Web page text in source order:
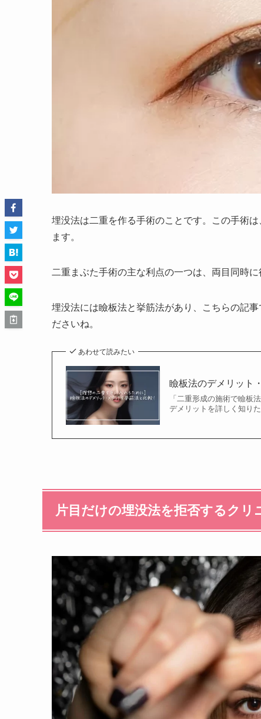
埋没法は二重を作る手術のことです。この手術
ます。
二重まぶた手術の主な利点の一つは、両目同時
埋没法には瞼板法と挙筋法があり、こちらの記
ださいね。
あわせて読みたい
瞼板法のデメリット
「二重形成の施術で瞼板
デメリットを詳しく知り
片目だけの埋没法を拒否するクリ